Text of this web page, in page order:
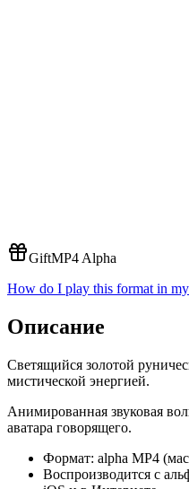
GiftMP4 Alpha
How do I play this format in
Описание
Светящийся золотой
мистической энергией.
Анимированная звуковая
аватара говорящего.
Формат: alpha MP4
Воспроизводится с